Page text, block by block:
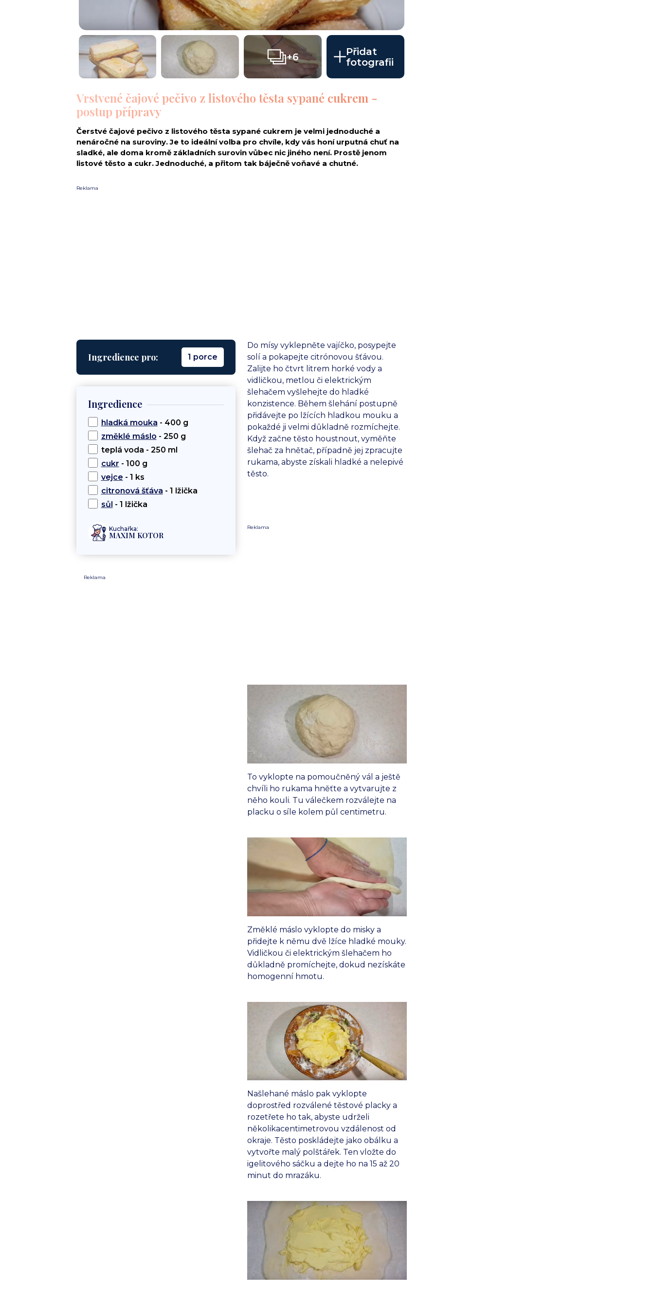
+6
Přidat
fotografii
Vrstvené čajové pečivo z listového těsta sypané cukrem -
postup přípravy
Čerstvé čajové pečivo z listového těsta sypané cukrem je velmi jednoduché a
nenáročné na suroviny. Je to ideální volba pro chvíle, kdy vás honí urputná chuť na
sladké, ale doma kromě základních surovin vůbec nic jiného není. Prostě jenom
listové těsto a cukr. Jednoduché, a přitom tak báječně voňavé a chutné.
Reklama
Ingredience pro: 1 porce
Ingredience
hladká mouka - 400 g
změklé máslo - 250 g
teplá voda - 250 ml
cukr - 100 g
vejce - 1 ks
citronová šťáva - 1 lžička
sůl - 1 lžička
Kuchařka:
MAXIM KOTOR
Reklama
Do mísy vyklepněte vajíčko, posypejte
solí a pokapejte citrónovou šťávou.
Zalijte ho čtvrt litrem horké vody a
vidličkou, metlou či elektrickým
šlehačem vyšlehejte do hladké
konzistence. Během šlehání postupně
přidávejte po lžících hladkou mouku a
pokaždé ji velmi důkladně rozmíchejte.
Když začne těsto houstnout, vyměňte
šlehač za hnětač, případně jej zpracujte
rukama, abyste získali hladké a nelepivé
těsto.
Reklama
To vyklopte na pomoučněný vál a ještě
chvíli ho rukama hněťte a vytvarujte z
něho kouli. Tu válečkem rozválejte na
placku o síle kolem půl centimetru.
Změklé máslo vyklopte do misky a
přidejte k němu dvě lžíce hladké mouky.
Vidličkou či elektrickým šlehačem ho
důkladně promíchejte, dokud nezískáte
homogenní hmotu.
Našlehané máslo pak vyklopte
doprostřed rozválené těstové placky a
rozetřete ho tak, abyste udrželi
několikacentimetrovou vzdálenost od
okraje. Těsto poskládejte jako obálku a
vytvořte malý polštářek. Ten vložte do
igelitového sáčku a dejte ho na 15 až 20
minut do mrazáku.